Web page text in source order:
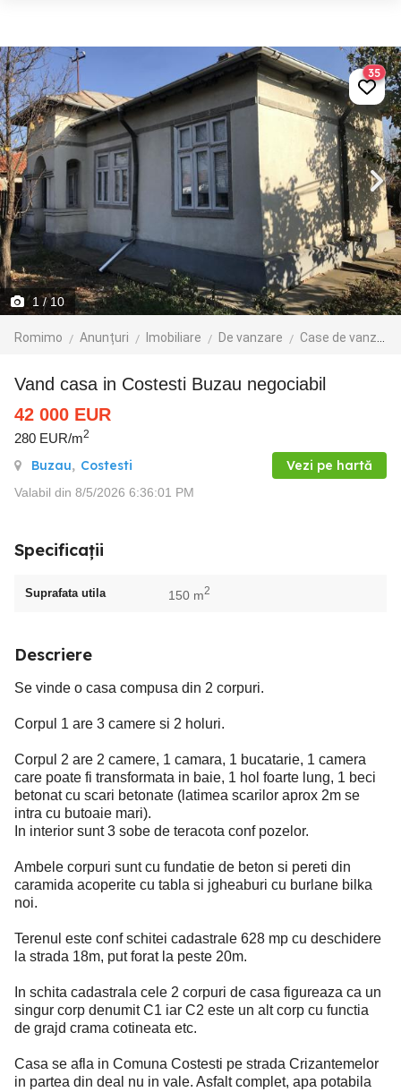
1 / 10
Romimo Anunțuri Imobiliare De vanzare Case de vanzare
35
Vand casa in Costesti Buzau negociabil
42 000 EUR
280 EUR/m2
Buzau, Costesti Vezi pe hartă
Valabil din 8/5/2026 6:36:01 PM
Specificații
Suprafata utila 150 m2
Descriere
Se vinde o casa compusa din 2 corpuri.
Corpul 1 are 3 camere si 2 holuri.
Corpul 2 are 2 camere, 1 camara, 1 bucatarie, 1 camera
care poate fi transformata in baie, 1 hol foarte lung, 1 beci
betonat cu scari betonate (latimea scarilor aprox 2m se
intra cu butoaie mari).
In interior sunt 3 sobe de teracota conf pozelor.
Ambele corpuri sunt cu fundatie de beton si pereti din
caramida acoperite cu tabla si jgheaburi cu burlane bilka
noi.
Terenul este conf schitei cadastrale 628 mp cu deschidere
la strada 18m, put forat la peste 20m.
In schita cadastrala cele 2 corpuri de casa figureaza ca un
singur corp denumit C1 iar C2 este un alt corp cu functia
de grajd crama cotineata etc.
Casa se afla in Comuna Costesti pe strada Crizantemelor
in partea din deal nu in vale. Asfalt complet, apa potabila